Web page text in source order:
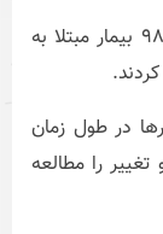
این گروه پژوهشی داده‌های طولی چشمان ۹۸۵ بیمار مبتلا به
در طول زمان
را مطالعه